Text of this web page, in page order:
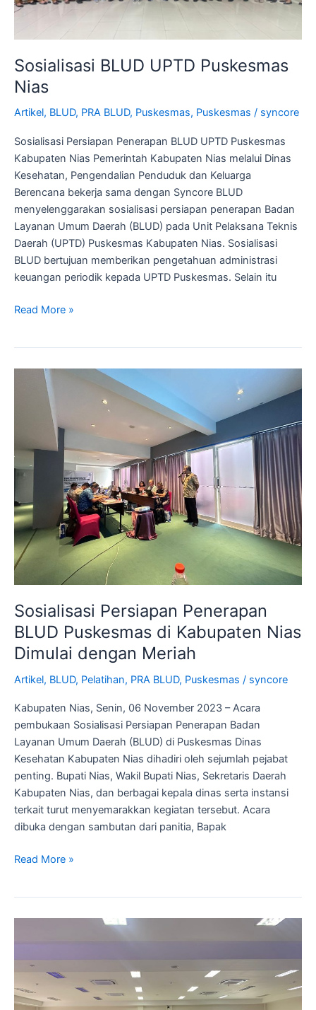
Sosialisasi BLUD UPTD Puskesmas
Nias
Artikel, BLUD, PRA BLUD, Puskesmas, Puskesmas / syncore
Sosialisasi Persiapan Penerapan BLUD UPTD Puskesmas
Kabupaten Nias Pemerintah Kabupaten Nias melalui Dinas
Kesehatan, Pengendalian Penduduk dan Keluarga
Berencana bekerja sama dengan Syncore BLUD
menyelenggarakan sosialisasi persiapan penerapan Badan
Layanan Umum Daerah (BLUD) pada Unit Pelaksana Teknis
Daerah (UPTD) Puskesmas Kabupaten Nias. Sosialisasi
BLUD bertujuan memberikan pengetahuan administrasi
keuangan periodik kepada UPTD Puskesmas. Selain itu
Read More »
Sosialisasi Persiapan Penerapan
BLUD Puskesmas di Kabupaten Nias
Dimulai dengan Meriah
Artikel, BLUD, Pelatihan, PRA BLUD, Puskesmas / syncore
Kabupaten Nias, Senin, 06 November 2023 – Acara
pembukaan Sosialisasi Persiapan Penerapan Badan
Layanan Umum Daerah (BLUD) di Puskesmas Dinas
Kesehatan Kabupaten Nias dihadiri oleh sejumlah pejabat
penting. Bupati Nias, Wakil Bupati Nias, Sekretaris Daerah
Kabupaten Nias, dan berbagai kepala dinas serta instansi
terkait turut menyemarakkan kegiatan tersebut. Acara
dibuka dengan sambutan dari panitia, Bapak
Sosialisasi
Persiapan
Penerapan
Puskesmas
di
Kabupaten
Nias
Dimulai
dengan
Meriah
Read More »
Dokumen
Administratif